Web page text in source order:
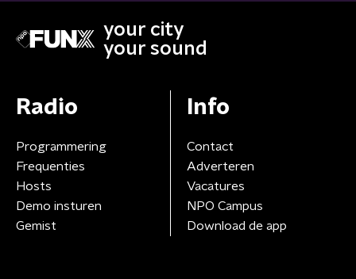
your city
your sound
Radio
Programmering
Frequenties
Hosts
Demo insturen
Gemist
Info
Contact
Adverteren
Vacatures
NPO Campus
Download de app